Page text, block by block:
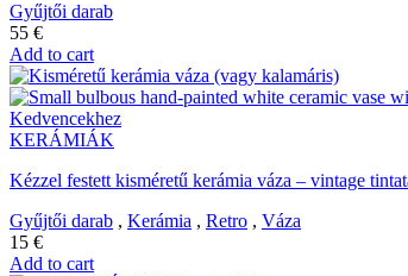
Gyűjtői darab
55 €
Add to cart
Kedvencekhez
KERÁMIÁK
Kézzel festett kisméretű kerámia váza – vintage
Gyűjtői darab , Kerámia , Retro , Váza
15 €
Add to cart